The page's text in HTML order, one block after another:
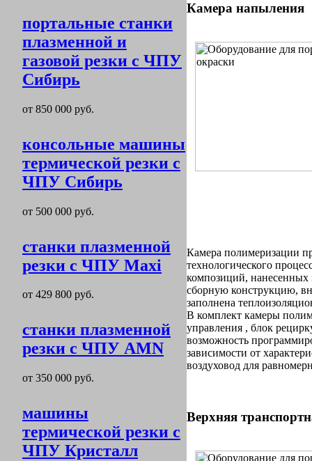
портальные станки
плазменной и
газовой резки с ЧПУ
Сибирь
от 850 000 руб.
консольные машины
термической резки с
ЧПУ Сибирь
от 500 000 руб.
станки плазменной
резки с ЧПУ Maxi
от 429 800 руб.
станки плазменной
резки с ЧПУ AMN
от 350 000 руб.
машины
термической резки с
ЧПУ Кристалл
Камера напыления
Камера полимеризации
технологического
композиций, нанесенных
сборную конструкцию,
заполнена
В комплект камеры
управления , блок
возможность
зависимости от
воздуховод для
Верхняя